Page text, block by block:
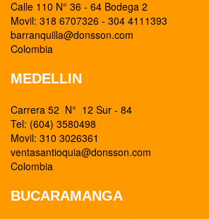
Calle 110 N° 36 - 64 Bodega 2
Movil: 318 6707326 - 304 4111393
barranquilla@donsson.com
Colombia
MEDELLIN
Carrera 52 N° 12 Sur - 84
Tel: (604) 3580498
Movil: 310 3026361
ventasantioquia@donsson.com
Colombia
BUCARAMANGA